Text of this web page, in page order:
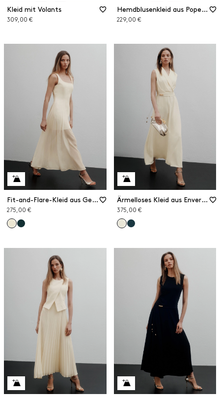
Kleid mit Volants
309,00 €
Hemdblusenkleid aus Popeline
229,00 €
Fit-and-Flare-Kleid aus Georgette
275,00 €
Ärmelloses Kleid aus Envers-Satin
375,00 €